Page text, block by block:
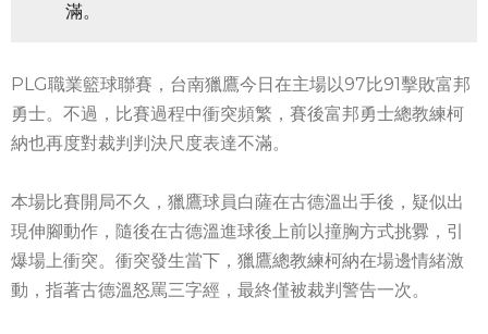
滿。
PLG職業籃球聯賽，台南獵鷹今日在主場以97比91擊敗富邦
勇士。不過，比賽過程中衝突頻繁，賽後富邦勇士總教練柯
納也再度對裁判判決尺度表達不滿。
本場比賽開局不久，獵鷹球員白薩在古德溫出手後，疑似出
現伸腳動作，隨後在古德溫進球後上前以撞胸方式挑釁，引
爆場上衝突。衝突發生當下，獵鷹總教練柯納在場邊情緒激
動，指著古德溫怒罵三字經，最終僅被裁判警告一次。